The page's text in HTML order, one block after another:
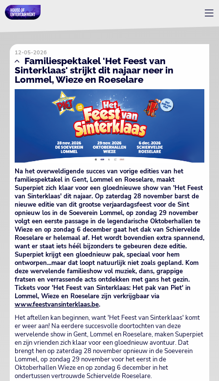
12-05-2026
Familiespektakel 'Het Feest van
Sinterklaas' strijkt dit najaar neer in
Lommel, Wieze en Roeselare
Na het overweldigende succes van vorige edities van het
familiespektakel in Gent, Lommel en Roeselare, maakt
Superpiet zich klaar voor een gloednieuwe show van 'Het Feest
van Sinterklaas' dit najaar. Op zaterdag 28 november barst de
nieuwe editie van dit grootse verjaardagsfeest voor de Sint
opnieuw los in de Soeverein Lommel, op zondag 29 november
volgt een eerste passage in de legendarische Oktoberhallen te
Wieze en op zondag 6 december gaat het dak van Schiervelde
Roeselare er helemaal af. Het wordt bovendien extra spannend,
want er staat iets héél bijzonders te gebeuren deze editie.
Superpiet krijgt een gloednieuw pak, speciaal voor hem
ontworpen...maar dat loopt natuurlijk niet zoals gepland. Kom
deze wervelende familieshow vol muziek, dans, grappige
fratsen en verrassende acts ontdekken met gans het gezin.
Tickets voor 'Het Feest van Sinterklaas: Het pak van Piet' in
Lommel, Wieze en Roeselare zijn verkrijgbaar via
www.feestvansinterklaas.be.
Het aftellen kan beginnen, want 'Het Feest van Sinterklaas' komt
er weer aan! Na eerdere succesvolle doortochten van deze
wervelende show in Gent, Lommel en Roeselare, maken Superpiet
en zijn vrienden zich klaar voor een gloednieuw avontuur. Dat
brengt hen op zaterdag 28 november opnieuw in de Soeverein
Lommel, op zondag 29 november voor het eerst in de
Oktoberhallen Wieze en op zondag 6 december in het
ondertussen vertrouwde Schiervelde Roeselare.